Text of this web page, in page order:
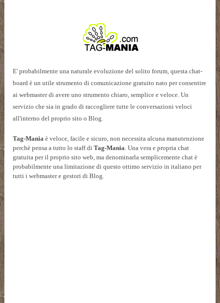
E' probabilmente una naturale evoluzione del solito forum, questa chat-
board è un utile strumento di comunicazione gratuito nato per consentire
ai webmaster di avere uno strumento chiaro, semplice e veloce. Un
servizio che sia in grado di raccogliere tutte le conversazioni veloci
all'interno del proprio sito o Blog.
Tag-Mania è veloce, facile e sicuro, non necessita alcuna manutenzione
perchè pensa a tutto lo staff diTag-Mania. Una vera e propria chat
gratuita per il proprio sito web, ma denominarla semplicemente chat è
probabilmente una limitazione di questo ottimo servizio in italiano per
tutti i webmaster e gestori di Blog.